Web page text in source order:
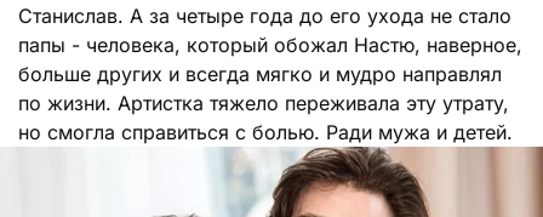
Станислав. А за четыре года до его ухода не стало
папы - человека, который обожал Настю, наверное,
больше других и всегда мягко и мудро направлял
по жизни. Артистка тяжело переживала эту утрату,
но смогла справиться с болью. Ради мужа и детей.